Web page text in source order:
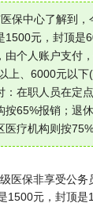
保中心了解到
1500元，封顶是
由个人账户支付
上、6000元以
：在职人员在定
按65%报销；退
疗机构则按75%
保非享受公务
1500元，封顶